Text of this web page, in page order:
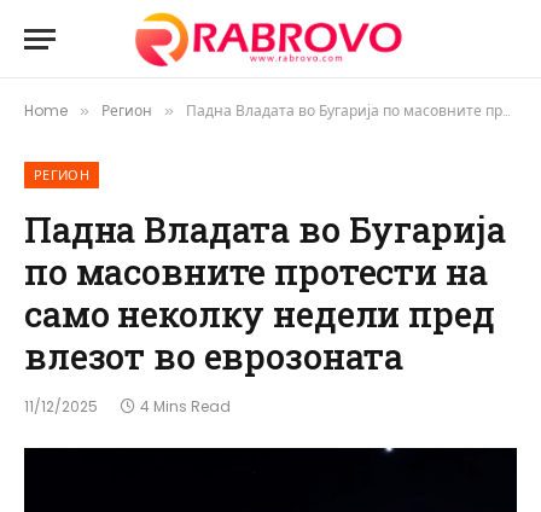
Home » Регион » Падна Владата во Бугарија по масовните протести на само неколку недели пред влезот во еврозоната
РЕГИОН
Падна Владата во Бугарија
по масовните протести на
само неколку недели пред
влезот во еврозоната
11/12/2025 4 Mins Read